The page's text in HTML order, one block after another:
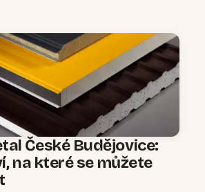
České Budějovice:
na které se můžete